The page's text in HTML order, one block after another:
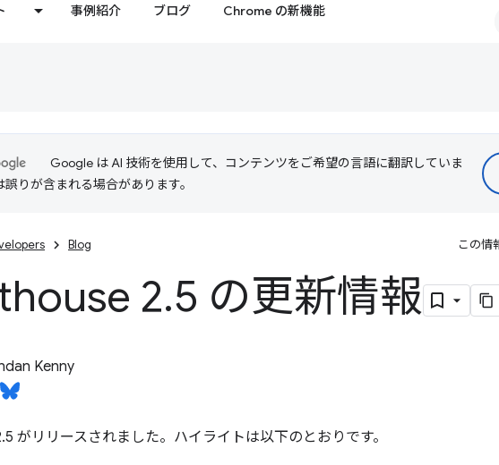
事例紹介 ブログ Chrome の新機能
Google は AI 技術を使用して、コンテンツをご希望の言語に翻訳していま
りが含まれる場合があります。
Blog この情
2.5 の更新情報
Kenny
がリリースされました。ハイライトは以下のとおりです。